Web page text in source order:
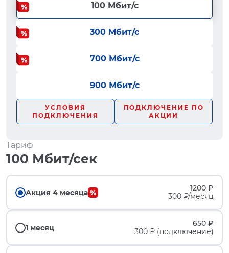
100 Мбит/с
300 Мбит/с
700 Мбит/с
900 Мбит/с
УСЛОВИЯ
ПОДКЛЮЧЕНИЯ
ПОДКЛЮЧЕНИЕ ПО
АКЦИИ
Тариф
100 Мбит/сек
Акция 4 месяца
1200 ₽
300 ₽/месяц
1 месяц
650 ₽
300 ₽ (подключение)